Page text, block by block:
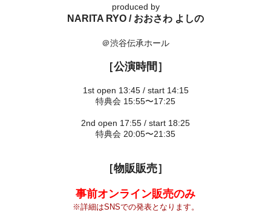
produced by
NARITA RYO / おおさわ よしの
＠渋谷伝承ホール
［公演時間］
1st open 13:45 / start 14:15
特典会 15:55〜17:25
2nd open 17:55 / start 18:25
特典会 20:05〜21:35
［物販販売］
事前オンライン販売のみ
※詳細はSNSでの発表となります。